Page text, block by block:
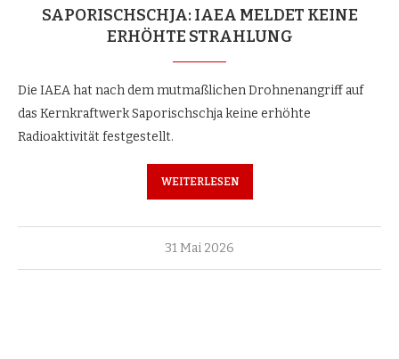
SAPORISCHSCHJA: IAEA MELDET KEINE
ERHÖHTE STRAHLUNG
Die IAEA hat nach dem mutmaßlichen Drohnenangriff auf
das Kernkraftwerk Saporischschja keine erhöhte
Radioaktivität festgestellt.
WEITERLESEN
31 Mai 2026